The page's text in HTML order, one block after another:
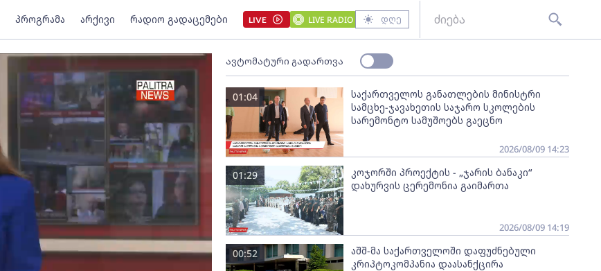
პროგრამა არქივი რადიო გადაცემები LIVE LIVE RADIO დღე
ავტომატური გადართვა
საქართველოს განათლების მინისტრი
სამცხე-ჯავახეთის საჯარო სკოლების
სარემონტო სამუშოებს გაეცნო
01:04
2026/08/09 14:23
კოჯორში პროექტის - „ჯარის ბანაკი“
დახურვის ცერემონია გაიმართა
01:29
2026/08/09 14:19
აშშ-მა საქართველოში დაფუძნებული
კრიპტოკომპანია დაასანქცირა
00:52